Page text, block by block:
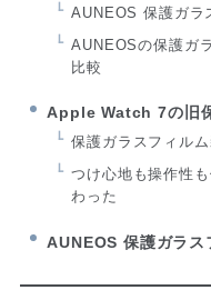
AUNEOS 保護ガラ
AUNEOSの保護ガ
比較
Apple Watch 7の旧
保護ガラスフィル
つけ心地も操作性
わった
AUNEOS 保護ガラス